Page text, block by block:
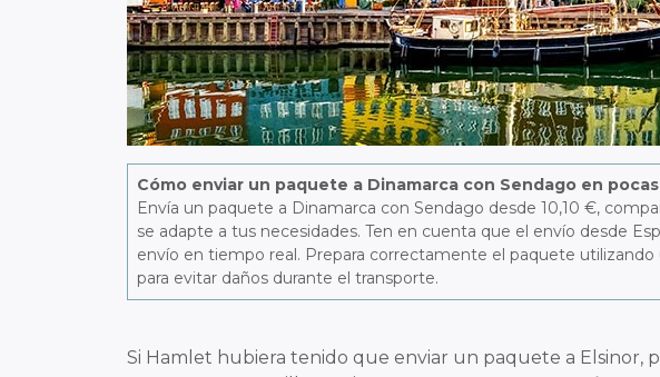
Cómo enviar un paquete a Dinamarca con Sendago en
Envía un paquete a Dinamarca con Sendago desde 10,10 €,
se adapte a tus necesidades. Ten en cuenta que el envío desde
envío en tiempo real. Prepara correctamente el paquete
para evitar daños durante el transporte.
Si Hamlet hubiera tenido que enviar un paquete a Elsinor,